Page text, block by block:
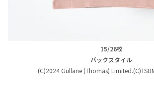
15/26枚
バックスタイル
(C)2024 Gullane (Thomas)